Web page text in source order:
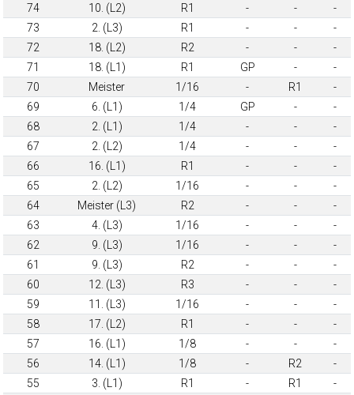
74
10. (L2) R1 - -
-
73
2. (L3) R1 - -
-
72
18. (L2) R2 - -
-
71
18. (L1) R1 GP -
-
70
Meister 1/16 - R1
-
69
6. (L1) 1/4 GP -
-
68
2. (L1) 1/4 - -
-
67
2. (L2) 1/4 - -
-
66
16. (L1) R1 - -
-
65
2. (L2) 1/16 - -
-
64
Meister (L3) R2 - -
-
63
4. (L3) 1/16 - -
-
62
9. (L3) 1/16 - -
-
61
9. (L3) R2 - -
-
60
12. (L3) R3 - -
-
59
11. (L3) 1/16 - -
-
58
17. (L2) R1 - -
-
57
16. (L1) 1/8 - -
-
56
14. (L1) 1/8 - R2
-
55
3. (L1) R1 - R1
-